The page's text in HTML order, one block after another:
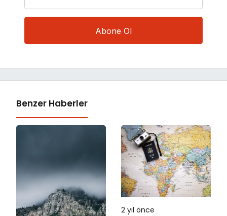
Benzer Haberler
2 yıl önce